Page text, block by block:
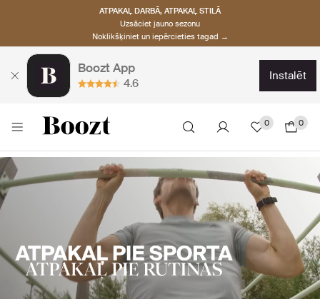
ATPAKAĻ DARBĀ, ATPAKAĻ STILĀ
Uzsāciet jauno sezonu
Noklikšķiniet un iepērcieties tagad →
Boozt App
4.6
instalēt
0 0